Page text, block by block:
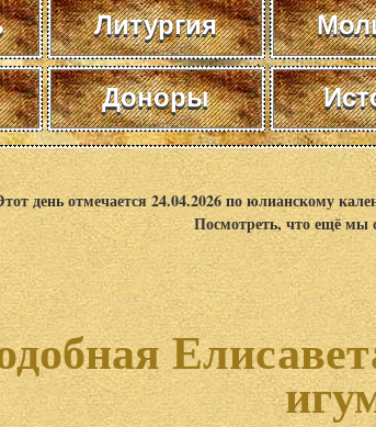
Литургия
Доноры
день отмечается 24.04.2026 по юлианскому
Посмотреть, что ещё мы